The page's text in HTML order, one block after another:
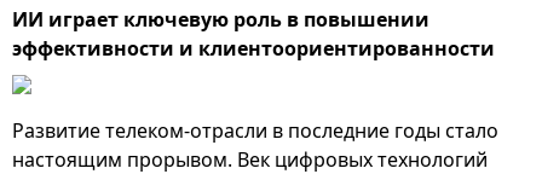
ИИ играет ключевую роль в повышении
эффективности и клиентоориентированности
Развитие телеком-отрасли в последние годы стало
настоящим прорывом. Век цифровых технологий